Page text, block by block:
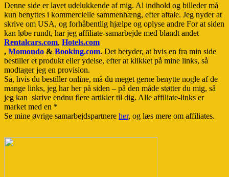
Denne side er lavet udelukkende af mig. Al indhold og billeder må
kun benyttes i kommercielle sammenhæng, efter aftale. Jeg nyder at
skrive om USA, og forhåbentlig hjælpe og oplyse andre For at siden
kan løbe rundt, har jeg affiliate-samarbejde med blandt andet
Rentalcars.com, Hotels.com
, Momondo & Booking.com. Det betyder, at hvis en fra min side
bestiller et produkt eller ydelse, efter at klikket på mine links, så
modtager jeg en provision.
Så, hvis du bestiller online, må du meget gerne benytte nogle af de
mange links, jeg har her på siden – på den måde støtter du mig, så
jeg kan skrive endnu flere artikler til dig. Alle affiliate-links er
market med en *
Se mine øvrige samarbejdspartnere her, og læs mere om affiliates.